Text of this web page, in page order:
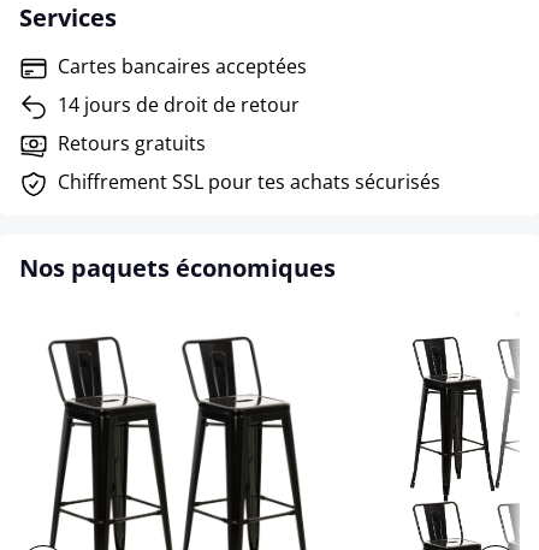
Services
Cartes bancaires acceptées
14 jours de droit de retour
Retours gratuits
Chiffrement SSL pour tes achats sécurisés
Nos paquets économiques